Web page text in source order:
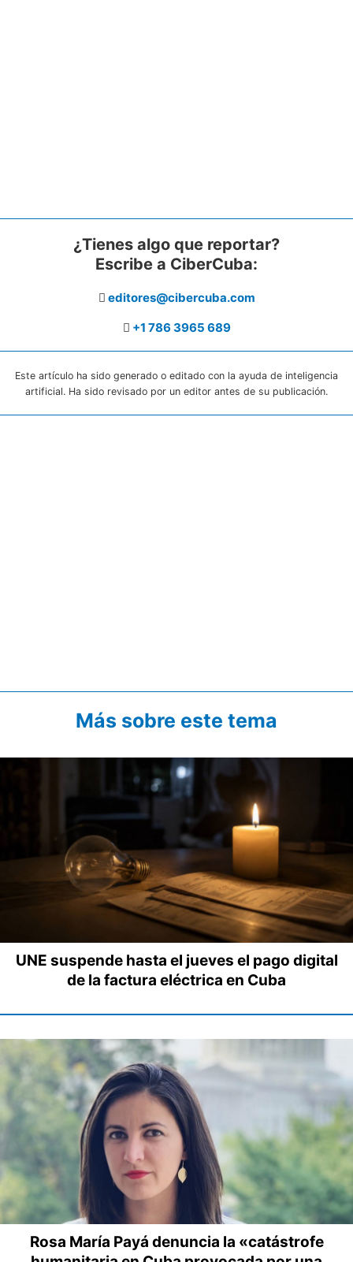
¿Tienes algo que reportar?
Escribe a CiberCuba:
editores@cibercuba.com
+1 786 3965 689
Este artículo ha sido generado o editado con la ayuda de inteligencia
artificial. Ha sido revisado por un editor antes de su publicación.
Más sobre este tema
UNE suspende hasta el jueves el pago digital
de la factura eléctrica en Cuba
Rosa María Payá denuncia la «catástrofe